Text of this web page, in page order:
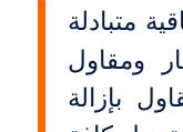
متبادلة
ومقاول
بإزالة